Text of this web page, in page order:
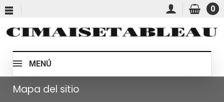
0
MENÚ
Mapa del sitio